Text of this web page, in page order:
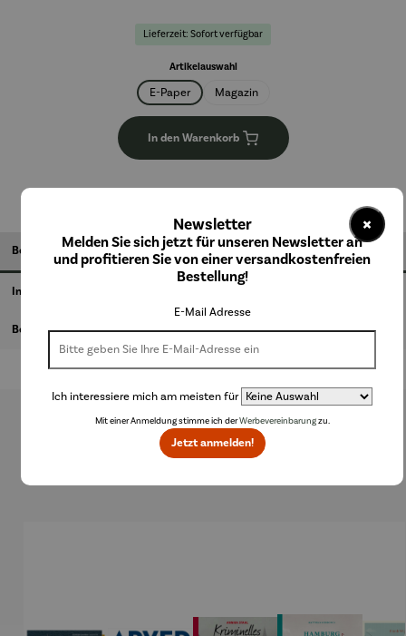
Lieferzeit: Sofort verfügbar
Artikelauswahlauswählen
E-Paper Magazin
In den Warenkorb
Beschreibung
Informationen zum Hersteller
Bewertungen
Produktgalerie überspringen
×
Newsletter
Melden Sie sich jetzt für unseren Newsletter an
und profitieren Sie von einer versandkostenfreien
Bestellung!
E-Mail Adresse
Ich interessiere mich am meisten für
Mit einer Anmeldung stimme ich derWerbevereinbarungzu.
Jetzt anmelden!